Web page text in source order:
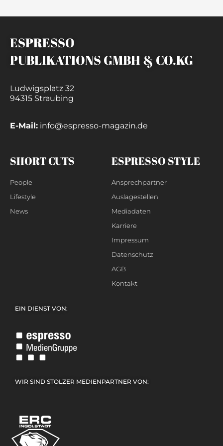
ESPRESSO
PUBLIKATIONS GMBH & CO.KG
Ludwigsplatz 32
94315 Straubing
E-Mail: info@espresso-magazin.de
SHORT CUTS
People
Lifestyle
News
ESPRESSO STYLE
Ansprechpartner
Auslagestellen
Mediadaten
Karriere
Impressum
Datenschutz
AGB
Kontakt
EIN DIENST VON:
WIR SIND STOLZER MEDIENPARTNER VON: